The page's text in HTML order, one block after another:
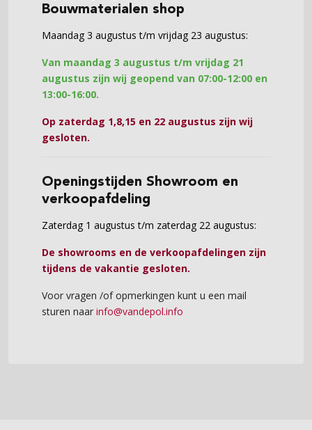
Bouwmaterialen shop
Maandag 3 augustus t/m vrijdag 23 augustus:
Van maandag 3 augustus t/m vrijdag 21
augustus zijn wij geopend van 07:00-12:00 en
13:00-16:00.
Op zaterdag 1,8,15 en 22 augustus zijn wij
gesloten.
Openingstijden Showroom en
verkoopafdeling
Zaterdag 1 augustus t/m zaterdag 22 augustus:
De showrooms en de verkoopafdelingen zijn
tijdens de vakantie gesloten.
Voor vragen /of opmerkingen kunt u een mail
sturen naar info@vandepol.info